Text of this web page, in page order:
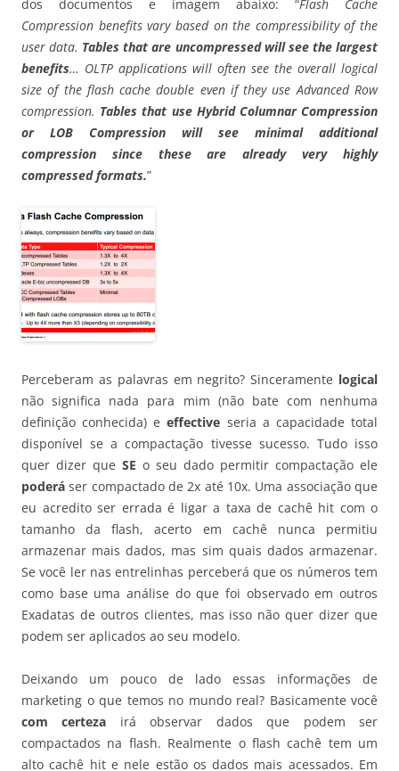
dos documentos e imagem abaixo: “Flash Cache
Compression benefits vary based on the compressibility of the
user data. Tables that are uncompressed will see the largest
benefits… OLTP applications will often see the overall logical
size of the flash cache double even if they use Advanced Row
compression. Tables that use Hybrid Columnar Compression
or LOB Compression will see minimal additional
compression since these are already very highly
compressed formats.”
Perceberam as palavras em negrito? Sinceramente logical
não significa nada para mim (não bate com nenhuma
definição conhecida) eeffective seria a capacidade total
disponível se a compactação tivesse sucesso. Tudo isso
quer dizer que SE o seu dado permitir compactação ele
poderá ser compactado de 2x até 10x. Uma associação que
eu acredito ser errada é ligar a taxa de cachê hit com o
tamanho da flash, acerto em cachê nunca permitiu
armazenar mais dados, mas sim quais dados armazenar.
Se você ler nas entrelinhas perceberá que os números tem
como base uma análise do que foi observado em outros
Exadatas de outros clientes, mas isso não quer dizer que
podem ser aplicados ao seu modelo.
Deixando um pouco de lado essas informações de
marketing o que temos no mundo real? Basicamente você
com certeza irá observar dados que podem ser
compactados na flash. Realmente o flash cachê tem um
alto cachê hit e nele estão os dados mais acessados. Em